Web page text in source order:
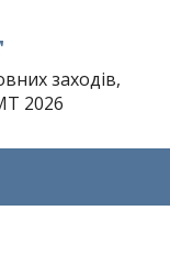
заходів,
2026